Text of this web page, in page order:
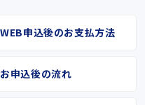
WEB申込後のお支払方法
お申込後の流れ